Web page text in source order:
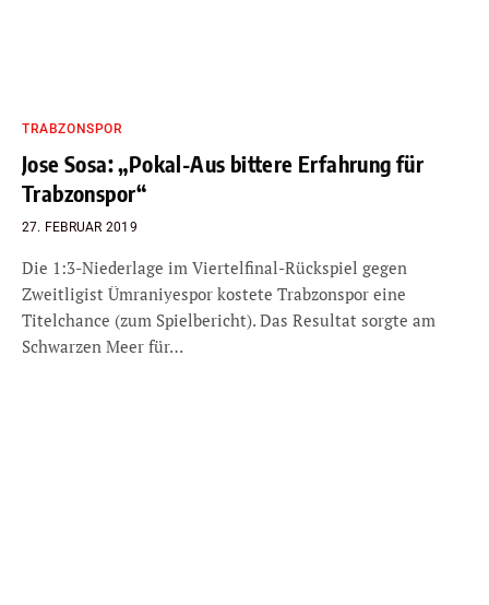
TRABZONSPOR
Jose Sosa: „Pokal-Aus bittere Erfahrung für
Trabzonspor“
27. FEBRUAR 2019
Die 1:3-Niederlage im Viertelfinal-Rückspiel gegen
Zweitligist Ümraniyespor kostete Trabzonspor eine
Titelchance (zum Spielbericht). Das Resultat sorgte am
Schwarzen Meer für…